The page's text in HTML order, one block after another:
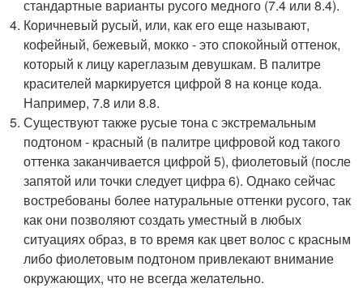
стандартные варианты русого медного (7.4 или 8.4).
Коричневый русый, или, как его еще называют,
кофейный, бежевый, мокко - это спокойный оттенок,
который к лицу кареглазым девушкам. В палитре
красителей маркируется цифрой 8 на конце кода.
Например, 7.8 или 8.8.
Существуют также русые тона с экстремальным
подтоном - красный (в палитре цифровой код такого
оттенка заканчивается цифрой 5), фиолетовый (после
запятой или точки следует цифра 6). Однако сейчас
востребованы более натуральные оттенки русого, так
как они позволяют создать уместный в любых
ситуациях образ, в то время как цвет волос с красным
либо фиолетовым подтоном привлекают внимание
окружающих, что не всегда желательно.